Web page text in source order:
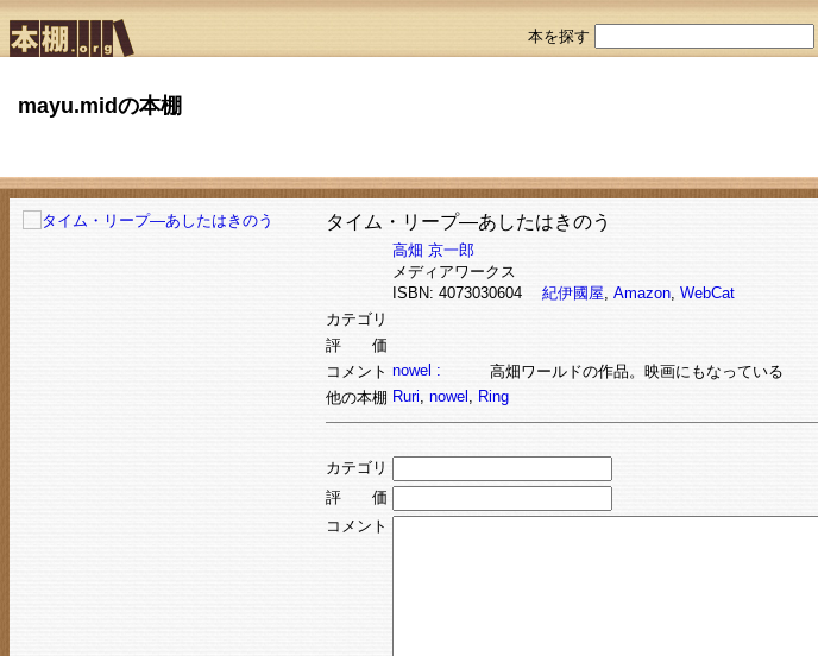
本を探す
mayu.midの本棚
タイム・リープ―あしたはきのう
高畑 京一郎
メディアワークス
ISBN: 4073030604 紀伊國屋, Amazon, WebCat
カテゴリ
評 価
コメント nowel :
高畑ワールドの作品。映画にもなっている
他の本棚 Ruri, nowel , Ring
カテゴリ
評 価
コメント